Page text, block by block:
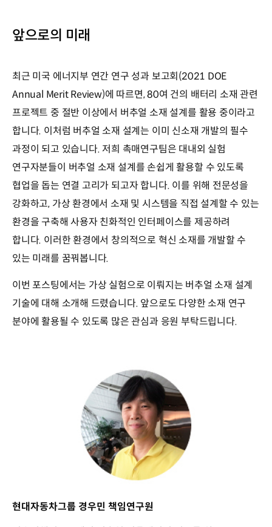
앞으로의 미래
최근 미국 에너지부 연간 연구 성과 보고회(2021 DOE
Annual Merit Review)에 따르면, 80여 건의 배터리 소재 관련
프로젝트 중 절반 이상에서 버추얼 소재 설계를 활용 중이라고
합니다. 이처럼 버추얼 소재 설계는 이미 신소재 개발의 필수
과정이 되고 있습니다. 저희 촉매연구팀은 대내외 실험
연구자분들이 버추얼 소재 설계를 손쉽게 활용할 수 있도록
협업을 돕는 연결 고리가 되고자 합니다. 이를 위해 전문성을
강화하고, 가상 환경에서 소재 및 시스템을 직접 설계할 수 있는
환경을 구축해 사용자 친화적인 인터페이스를 제공하려
합니다. 이러한 환경에서 창의적으로 혁신 소재를 개발할 수
있는 미래를 꿈꿔봅니다.
이번 포스팅에서는 가상 실험으로 이뤄지는 버추얼 소재 설계
기술에 대해 소개해 드렸습니다. 앞으로도 다양한 소재 연구
분야에 활용될 수 있도록 많은 관심과 응원 부탁드립니다.
현대자동차그룹 경우민 책임연구원